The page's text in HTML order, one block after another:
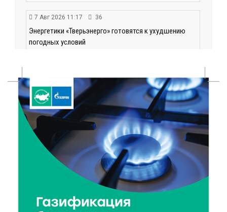
7 Авг 2026 11:17 36
Энергетики «Тверьэнерго» готовятся к ухудшению
погодных условий
Оловянные солдатики и реликвии прошлого: что
можно увидеть на новой выставке в Торжке
7 Авг 2026 10:59 167
В Тверской области 7 августа ожидаются ливни,
грозы и сильный ветер
73
Юные таланты Твери могут вписать свои семьи в
историю России